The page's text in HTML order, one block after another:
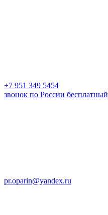
+7 951 349 5454
звонок по России бесплатный
pr.oparin@yandex.ru